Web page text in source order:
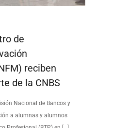
de
reciben
de la CNBS
Nacional de Bancos y
a alumnas y alumnos